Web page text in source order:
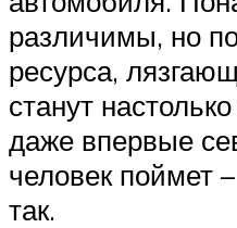
различимы, но
ресурса,
станут
даже впервые
человек поймет
так.